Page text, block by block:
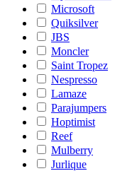
Microsoft
Quiksilver
JBS
Moncler
Saint Tropez
Nespresso
Lamaze
Parajumpers
Hoptimist
Reef
Mulberry
Jurlique